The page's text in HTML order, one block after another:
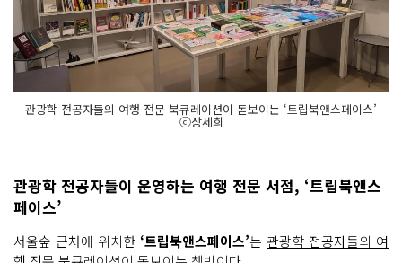
관광학 전공자들의 여행 전문 북큐레이션이 돋보이는 ‘트립북앤스페이스’
ⓒ장세희
관광학 전공자들이 운영하는 여행 전문 서점, ‘트립북앤스
페이스’
서울숲 근처에 위치한 ‘트립북앤스페이스’는 관광학 전공자들의 여